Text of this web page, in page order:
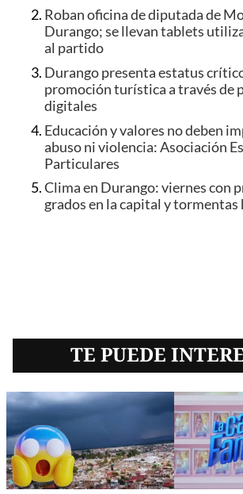
Roban oficina de diputada de
Durango; se llevan tablets
al partido
Durango presenta estatus
promoción turística a través de
digitales
Educación y valores no deben
abuso ni violencia: Asociación
Particulares
Clima en Durango: viernes con
grados en la capital y tormentas
TE PUEDE